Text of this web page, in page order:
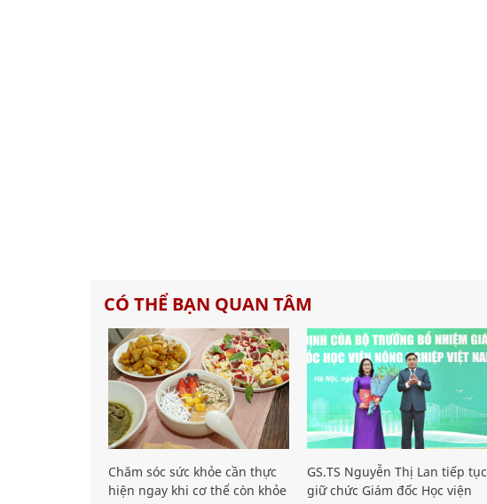
CÓ THỂ BẠN QUAN TÂM
Chăm sóc sức khỏe cần thực
hiện ngay khi cơ thể còn khỏe
GS.TS Nguyễn Thị Lan tiếp tục
giữ chức Giám đốc Học viện